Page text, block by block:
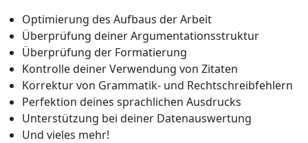
Optimierung des Aufbaus der Arbeit
Überprüfung deiner Argumentationsstruktur
Überprüfung der Formatierung
Kontrolle deiner Verwendung von Zitaten
Korrektur von Grammatik- und Rechtschreibfehlern
Perfektion deines sprachlichen Ausdrucks
Unterstützung bei deiner Datenauswertung
Und vieles mehr!